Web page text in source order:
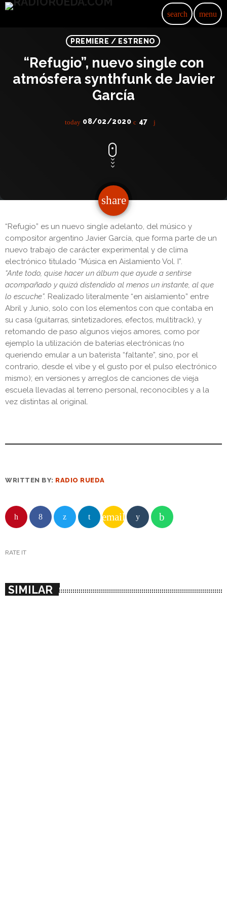
search menu
PREMIERE / ESTRENO
“Refugio”, nuevo single con
atmósfera synthfunk de Javier
García
today 08/02/2020 47
share
email
“Refugio” es un nuevo single adelanto, del músico y
compositor argentino Javier García, que forma parte de un
nuevo trabajo de carácter experimental y de clima
electrónico titulado “Música en Aislamiento Vol. I”.
“Ante todo, quise hacer un álbum que ayude a sentirse
acompañado y quizá distendido al menos un instante, al que
lo escuche”. Realizado literalmente “en aislamiento” entre
Abril y Junio, solo con los elementos con que contaba en
su casa (guitarras, sintetizadores, efectos, multitrack), y
retomando de paso algunos viejos amores, como por
ejemplo la utilización de baterías electrónicas (no
queriendo emular a un baterista “faltante”, sino, por el
contrario, desde el vibe y el gusto por el pulso electrónico
mismo); en versiones y arreglos de canciones de vieja
escuela llevadas al terreno personal, reconocibles y a la
vez distintas al original.
WRITTEN BY: RADIO RUEDA
email
RATE IT
SIMILAR